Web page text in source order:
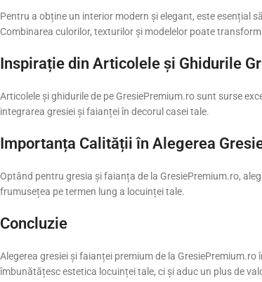
Pentru a obține un interior modern și elegant, este esențial
Combinarea culorilor, texturilor și modelelor poate
Inspirație din Articolele și Ghidurile
Articolele și ghidurile de pe GresiePremium.ro sunt surse
integrarea gresiei și faianței în decorul casei tale.
Importanța Calității în Alegerea
Optând pentru gresia și faianța de la GresiePremium.ro,
frumusețea pe termen lung a locuinței tale.
Concluzie
Alegerea gresiei și faianței premium de la
îmbunătățesc estetica locuinței tale, ci și aduc un plus de